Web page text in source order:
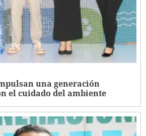
una generación
el cuidado del ambiente